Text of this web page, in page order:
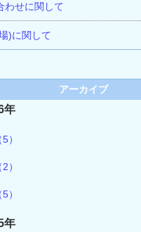
わせに関して
)に関して
アーカイブ
年
）
）
）
年